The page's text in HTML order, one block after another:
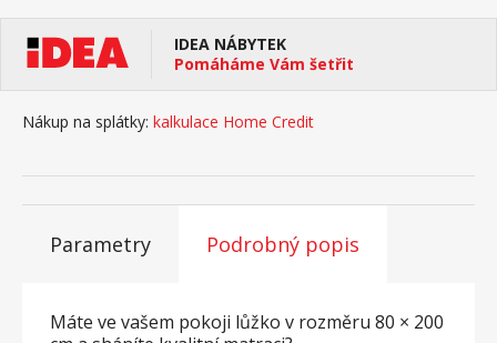
IDEA NÁBYTEK
Pomáháme Vám šetřit
Nákup na splátky: kalkulace Home Credit
Parametry Podrobný popis
Máte ve vašem pokoji lůžko v rozměru 80 × 200